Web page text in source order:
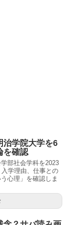
治学院大学を6
を確認
部社会学科を2023
学理由、仕事との
心理」を確認しま